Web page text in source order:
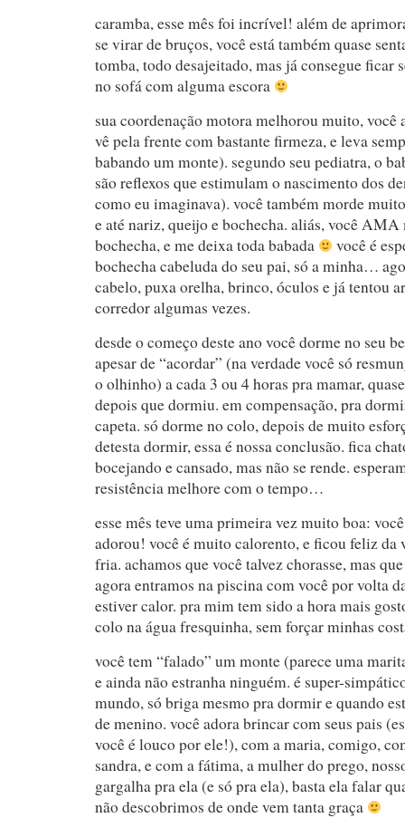
caramba, esse mês foi incrível! além de
se virar de bruços, você está também quase
tomba, todo desajeitado, mas já consegue ficar
no sofá com alguma escora
sua coordenação motora melhorou muito, você
vê pela frente com bastante firmeza, e leva
babando um monte). segundo seu pediatra, o
são reflexos que estimulam o nascimento dos
como eu imaginava). você também morde
e até nariz, queijo e bochecha. aliás, você
bochecha, e me deixa toda babada
você é
bochecha cabeluda do seu pai, só a minha…
cabelo, puxa orelha, brinco, óculos e já tentou
corredor algumas vezes.
desde o começo deste ano você dorme no seu
apesar de “acordar” (na verdade você só
o olhinho) a cada 3 ou 4 horas pra mamar,
depois que dormiu. em compensação, pra
capeta. só dorme no colo, depois de muito
detesta dormir, essa é nossa conclusão. fica
bocejando e cansado, mas não se rende.
resistência melhore com o tempo…
esse mês teve uma primeira vez muito boa:
adorou! você é muito calorento, e ficou feliz da
fria. achamos que você talvez chorasse, mas
agora entramos na piscina com você por volta
estiver calor. pra mim tem sido a hora mais
colo na água fresquinha, sem forçar minhas
você tem “falado” um monte (parece uma
e ainda não estranha ninguém. é super-
mundo, só briga mesmo pra dormir e quando
de menino. você adora brincar com seus pais
você é louco por ele!), com a maria, comigo,
sandra, e com a fátima, a mulher do prego,
gargalha pra ela (e só pra ela), basta ela falar
não descobrimos de onde vem tanta graça